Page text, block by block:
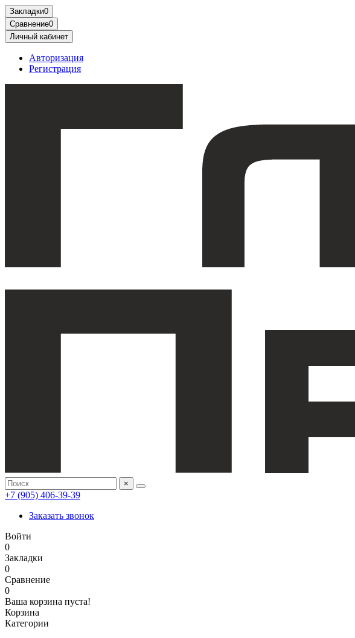
Закладки0
Сравнение0
Личный кабинет
Авторизация
Регистрация
×
+7 (905) 406-39-39
Заказать звонок
Войти
0
Закладки
0
Сравнение
0
Ваша корзина пуста!
Корзина
Категории